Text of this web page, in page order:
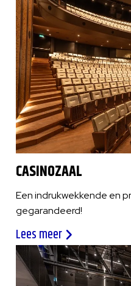
CASINOZAAL
Een indrukwekkende en
gegarandeerd!
Lees meer